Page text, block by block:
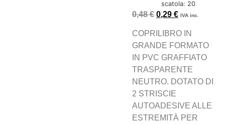
scatola: 20
0,48€ 0,29€ IVA inc.
COPRILIBRO IN
GRANDE FORMATO
IN PVC GRAFFIATO
TRASPARENTE
NEUTRO. DOTATO DI
2 STRISCIE
AUTOADESIVE ALLE
ESTREMITÀ PER